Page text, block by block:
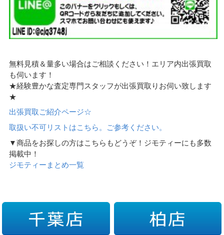
無料見積＆量多い場合はご相談ください！エリア内出張買取
も伺います！
★経験豊かな査定専門スタッフが出張買取りお伺い致します
★
出張買取ご紹介ページ☆
取扱い不可リストはこちら。ご参考ください。
▼商品をお探しの方はこちらもどうぞ！ジモティーにも多数
掲載中！
ジモティーまとめ一覧